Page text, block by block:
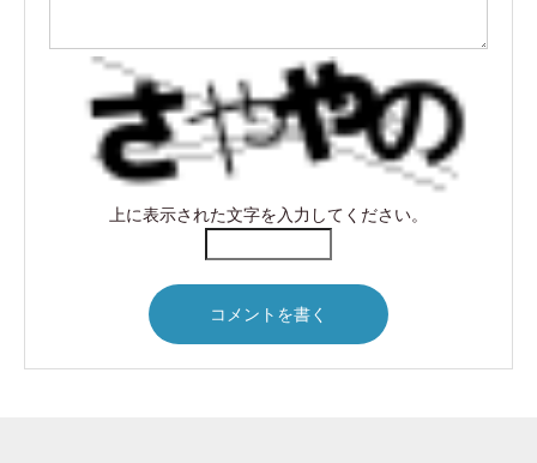
上に表示された文字を入力してください。